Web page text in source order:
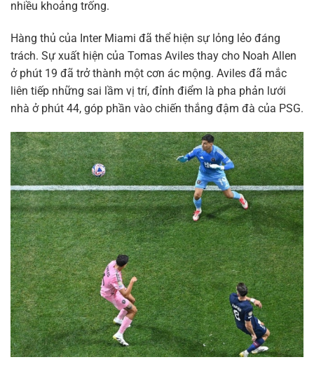
nhiều khoảng trống.
Hàng thủ của Inter Miami đã thể hiện sự lỏng lẻo đáng
trách. Sự xuất hiện của Tomas Aviles thay cho Noah Allen
ở phút 19 đã trở thành một cơn ác mộng. Aviles đã mắc
liên tiếp những sai lầm vị trí, đỉnh điểm là pha phản lưới
nhà ở phút 44, góp phần vào chiến thắng đậm đà của PSG.